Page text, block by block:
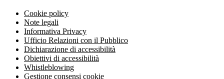
Cookie policy
Note legali
Informativa Privacy
Ufficio Relazioni con il Pubblico
Dichiarazione di accessibilità
Obiettivi di accessibilità
Whistleblowing
Gestione consensi cookie